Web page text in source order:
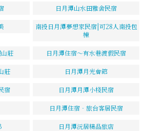
日月潭山水田雅舍民宿
南投日月潭夢想家民宿|可28人南投包
棟
莊 日月潭住宿～有水巷渡假民宿
莊 日月潭月光會館
宿 日月潭月潭小棧民宿
日月潭住宿‧旅台客居民宿
日月潭沅居精品旅店